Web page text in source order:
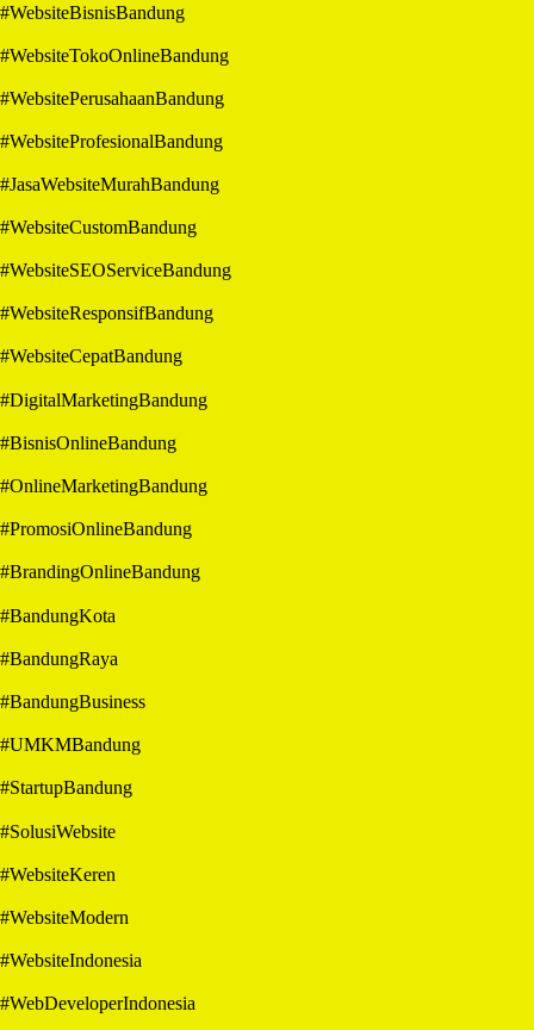
#WebsiteBisnisBandung
#WebsiteTokoOnlineBandung
#WebsitePerusahaanBandung
#WebsiteProfesionalBandung
#JasaWebsiteMurahBandung
#WebsiteCustomBandung
#WebsiteSEOServiceBandung
#WebsiteResponsifBandung
#WebsiteCepatBandung
#DigitalMarketingBandung
#BisnisOnlineBandung
#OnlineMarketingBandung
#PromosiOnlineBandung
#BrandingOnlineBandung
#BandungKota
#BandungRaya
#BandungBusiness
#UMKMBandung
#StartupBandung
#SolusiWebsite
#WebsiteKeren
#WebsiteModern
#WebsiteIndonesia
#WebDeveloperIndonesia